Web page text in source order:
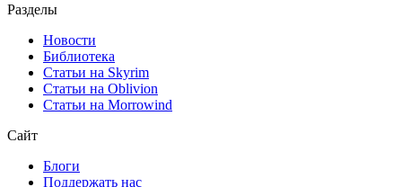
Разделы
Новости
Библиотека
Статьи на Skyrim
Статьи на Oblivion
Статьи на Morrowind
Сайт
Блоги
Поддержать нас